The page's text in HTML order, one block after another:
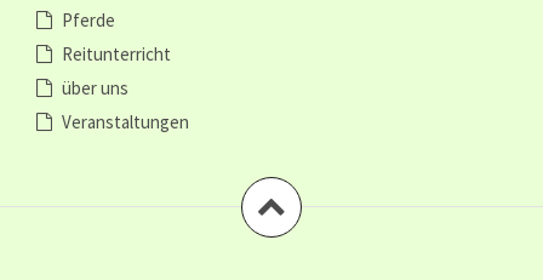
Pferde
Reitunterricht
über uns
Veranstaltungen